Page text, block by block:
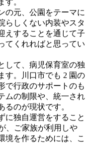
す。
の元、公園をテーマに
らしくない内装やスタ
えすることを通じて子
てくれればと思ってい
して、病児保育室の独
す。川口市でも 2 園の
で行政のサポートのも
ムの制限や、統一され
るのが現状です。
に独自運営をすること
、ご家族が利用しや
境を作るためには、こ